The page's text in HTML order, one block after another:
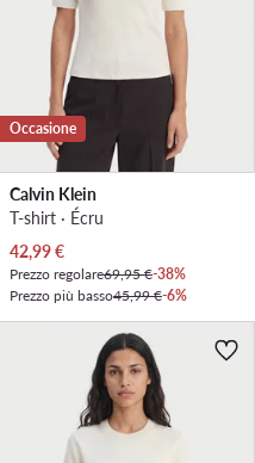
Occasione
Calvin Klein
T-shirt · Écru
Prezzo attuale
42,99€
Prezzo regolare69,95 €-38%
Prezzo più basso45,99 €-6%